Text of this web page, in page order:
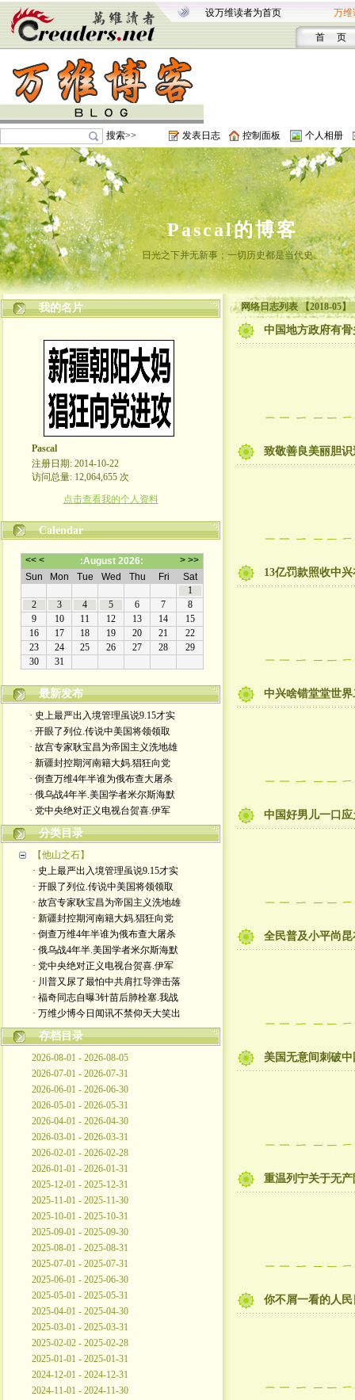
设万维读者为首页 万维
首 页
搜索>> 发表日志 控制面板 个人相册
Pascal的博客
日光之下并无新事；一切历史都是当代史。
我的名片
Pascal
注册日期: 2014-10-22
访问总量: 12,064,655 次
点击查看我的个人资料
Calendar
最新发布
· 史上最严出入境管理虽说9.15才实
· 开眼了列位.传说中美国将领领取
· 故宫专家耿宝昌为帝国主义洗地雄
· 新疆封控期河南籍大妈.猖狂向党
· 倒查万维4年半谁为俄布查大屠杀
· 俄乌战4年半.美国学者米尔斯海默
· 党中央绝对正义电视台贺喜.伊军
分类目录
【他山之石】
· 史上最严出入境管理虽说9.15才实
· 开眼了列位.传说中美国将领领取
· 故宫专家耿宝昌为帝国主义洗地雄
· 新疆封控期河南籍大妈.猖狂向党
· 倒查万维4年半谁为俄布查大屠杀
· 俄乌战4年半.美国学者米尔斯海默
· 党中央绝对正义电视台贺喜.伊军
· 川普又尿了最怕中共肩扛导弹击落
· 福奇同志自曝3针苗后肺栓塞.我战
· 万维少博今日闻讯不禁仰天大笑出
存档目录
2026-08-01 - 2026-08-05
2026-07-01 - 2026-07-31
2026-06-01 - 2026-06-30
2026-05-01 - 2026-05-31
2026-04-01 - 2026-04-30
2026-03-01 - 2026-03-31
2026-02-01 - 2026-02-28
2026-01-01 - 2026-01-31
2025-12-01 - 2025-12-31
2025-11-01 - 2025-11-30
2025-10-01 - 2025-10-31
2025-09-01 - 2025-09-30
2025-08-01 - 2025-08-31
2025-07-01 - 2025-07-31
2025-06-01 - 2025-06-30
2025-05-01 - 2025-05-31
2025-04-01 - 2025-04-30
2025-03-01 - 2025-03-31
2025-02-02 - 2025-02-28
2025-01-01 - 2025-01-31
2024-12-01 - 2024-12-31
2024-11-01 - 2024-11-30
网络日志列表 【2018-05】
中国地方政府有
致敬善良美丽胆
13亿罚款照收中
中兴啥错堂堂世
中国好男儿一口
全民普及小平尚
美国无意间刺破
重温列宁关于无
你不屑一看的人